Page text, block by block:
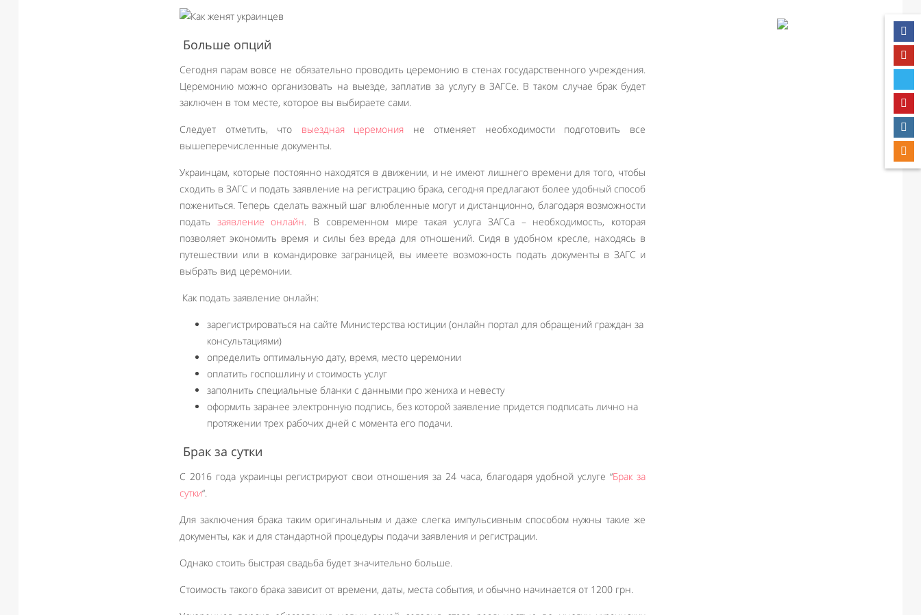
Больше опций
Сегодня парам вовсе не обязательно проводить церемонию в стенах государственного учреждения.
Церемонию можно организовать на выезде, заплатив за услугу в ЗАГСе. В таком случае брак будет
заключен в том месте, которое вы выбираете сами.
Следует отметить, что выездная церемония не отменяет необходимости подготовить все
вышеперечисленные документы.
Украинцам, которые постоянно находятся в движении, и не имеют лишнего времени для того, чтобы
сходить в ЗАГС и подать заявление на регистрацию брака, сегодня предлагают более удобный способ
пожениться. Теперь сделать важный шаг влюбленные могут и дистанционно, благодаря возможности
подать заявление онлайн. В современном мире такая услуга ЗАГСа – необходимость, которая
позволяет экономить время и силы без вреда для отношений. Сидя в удобном кресле, находясь в
путешествии или в командировке заграницей, вы имеете возможность подать документы в ЗАГС и
выбрать вид церемонии.
Как подать заявление онлайн:
зарегистрироваться на сайте Министерства юстиции (онлайн портал для обращений граждан за
консультациями)
определить оптимальную дату, время, место церемонии
оплатить госпошлину и стоимость услуг
заполнить специальные бланки с данными про жениха и невесту
оформить заранее электронную подпись, без которой заявление придется подписать лично на
протяжении трех рабочих дней с момента его подачи.
Брак за сутки
С 2016 года украинцы регистрируют свои отношения за 24 часа, благодаря удобной услуге “Брак за
сутки“.
Для заключения брака таким оригинальным и даже слегка импульсивным способом нужны такие же
документы, как и для стандартной процедуры подачи заявления и регистрации.
Однако стоить быстрая свадьба будет значительно больше.
Стоимость такого брака зависит от времени, даты, места события, и обычно начинается от 1200 грн.